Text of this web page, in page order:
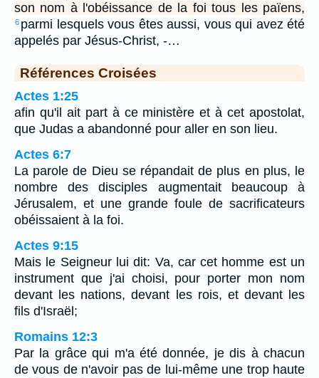
son nom à l'obéissance de la foi tous les païens,
6 parmi lesquels vous êtes aussi, vous qui avez été
appelés par Jésus-Christ, -…
Références Croisées
Actes 1:25
afin qu'il ait part à ce ministère et à cet apostolat,
que Judas a abandonné pour aller en son lieu.
Actes 6:7
La parole de Dieu se répandait de plus en plus, le
nombre des disciples augmentait beaucoup à
Jérusalem, et une grande foule de sacrificateurs
obéissaient à la foi.
Actes 9:15
Mais le Seigneur lui dit: Va, car cet homme est un
instrument que j'ai choisi, pour porter mon nom
devant les nations, devant les rois, et devant les
fils d'Israël;
Romains 12:3
Par la grâce qui m'a été donnée, je dis à chacun
de vous de n'avoir pas de lui-même une trop haute